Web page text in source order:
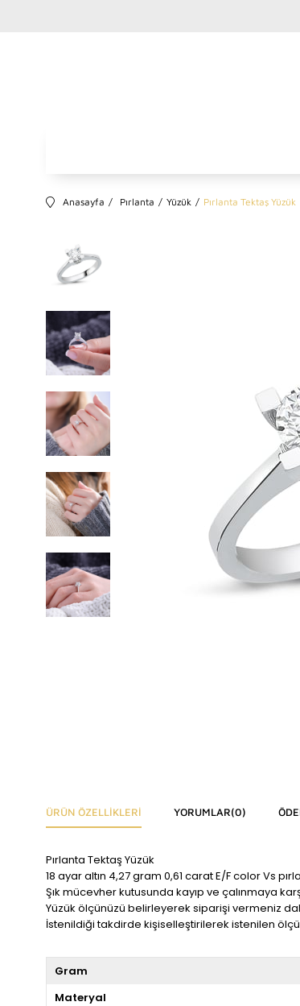
Anasayfa Pırlanta Yüzük Pırlanta Tektaş Yüzük
ÜRÜN ÖZELLIKLERI YORUMLAR(0)
Pırlanta Tektaş Yüzük
18 ayar altın 4,27 gram 0,61 carat E/F color Vs
Şık mücevher kutusunda kayıp ve çalınmaya
Yüzük ölçünüzü belirleyerek siparişi vermeniz
İstenildiği takdirde kişiselleştirilerek istenilen
Gram
Materyal